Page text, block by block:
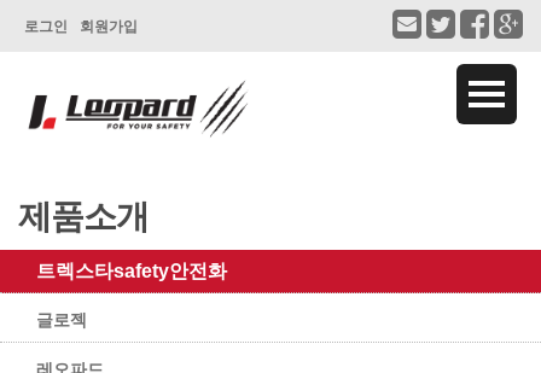
로그인 회원가입
제품소개
트렉스타safety안전화
글로젝